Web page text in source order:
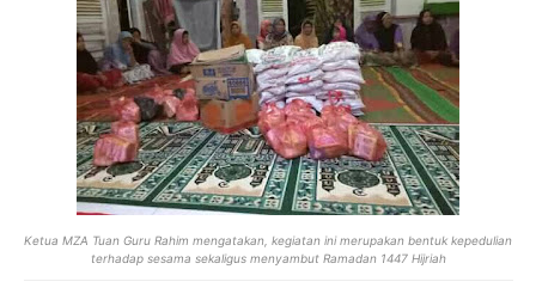
Ketua MZA Tuan Guru Rahim mengatakan, kegiatan ini merupakan bentuk kepedulian
terhadap sesama sekaligus menyambut Ramadan 1447 Hijriah